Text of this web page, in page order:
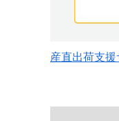
産直出荷支